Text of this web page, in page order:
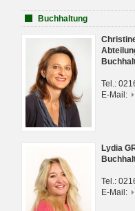
Buchhaltung
Tel.:
E-Mail:
Lydia
Tel.:
E-Mail: